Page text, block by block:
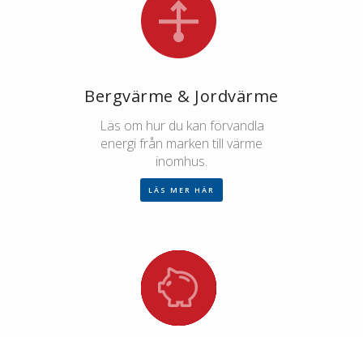
Bergvärme & Jordvärme
Läs om hur du kan förvandla
energi från marken till värme
inomhus.
LÄS MER HÄR